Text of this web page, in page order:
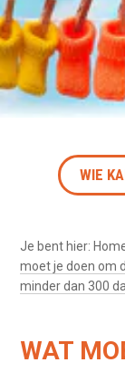
WIE
Je bent hier:
moet je doen om
minder dan 300
WAT